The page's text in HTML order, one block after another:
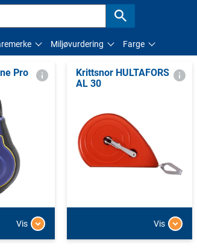
Miljøvurdering Farge
Pro
Vis
Krittsnor HULTAFORS
AL 30
Vis